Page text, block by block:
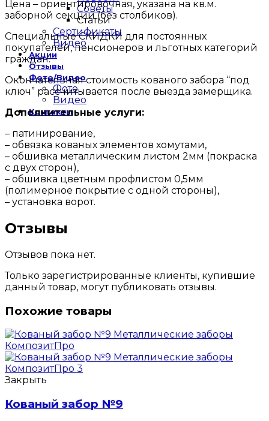
Советы
Статьи
Сертификаты
Видео
Акции
Отзывы
Фото/Видео
Фото
Видео
Контакты
Цена – ориентировочная, указана на кв.м.
заборной секции (без столбиков).
Специальные СКИДКИ для постоянных
покупателей, пенсионеров и льготных категорий
граждан.
Окончательная стоимость кованого забора “под
ключ” рассчитывается после выезда замерщика.
Дополнительные услуги:
– патинирование,
– обвязка кованых элементов хомутами,
– обшивка металлическим листом 2мм (покраска
с двух сторон),
– обшивка цветным профлистом 0,5мм
(полимерное покрытие с одной стороны),
– установка ворот.
Отзывы
Отзывов пока нет.
Только зарегистрированные клиенты, купившие
данный товар, могут публиковать отзывы.
Похожие товары
Закрыть
Кованый забор №9